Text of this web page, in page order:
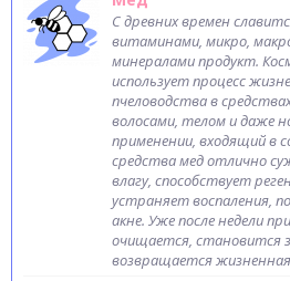
С древних времен
витаминами, микро,
минералами продукт.
использует процесс
пчеловодства в
волосами, телом и даже
применении, входящий в
средства мед отлично
влагу, способствует
устраняет воспаления,
акне. Уже после недели
очищается, становится
возвращается жизненная